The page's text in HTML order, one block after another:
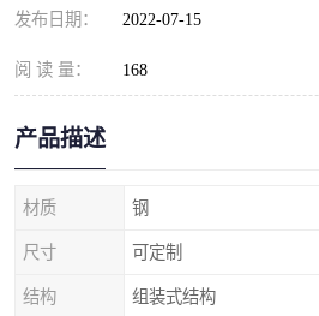
发布日期： 2022-07-15
阅 读 量： 168
产品描述
材质 钢
尺寸 可定制
结构 组装式结构